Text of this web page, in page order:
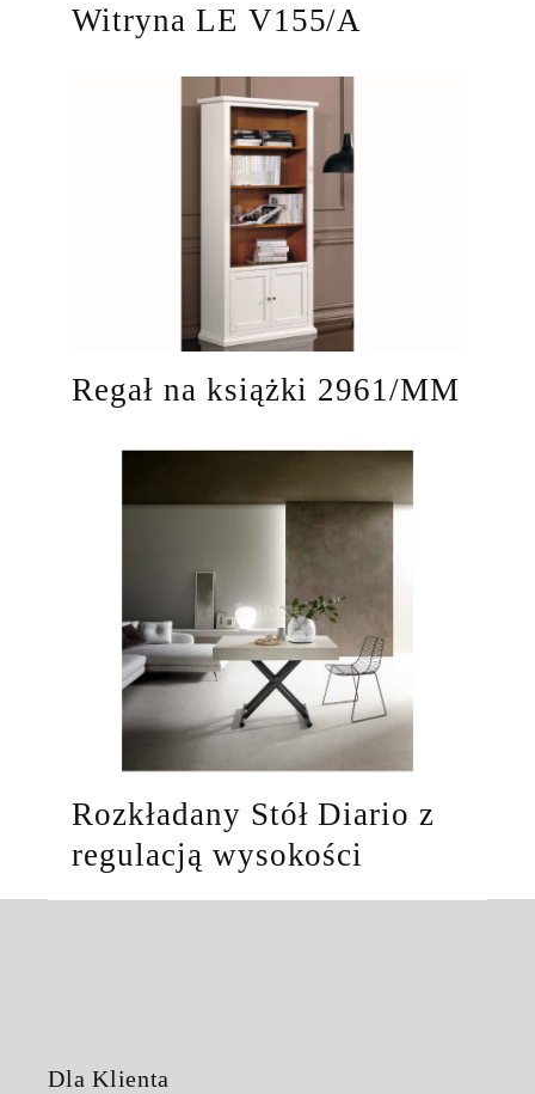
Witryna LE V155/A
Regał na książki 2961/MM
Rozkładany Stół Diario z
regulacją wysokości
Dla Klienta